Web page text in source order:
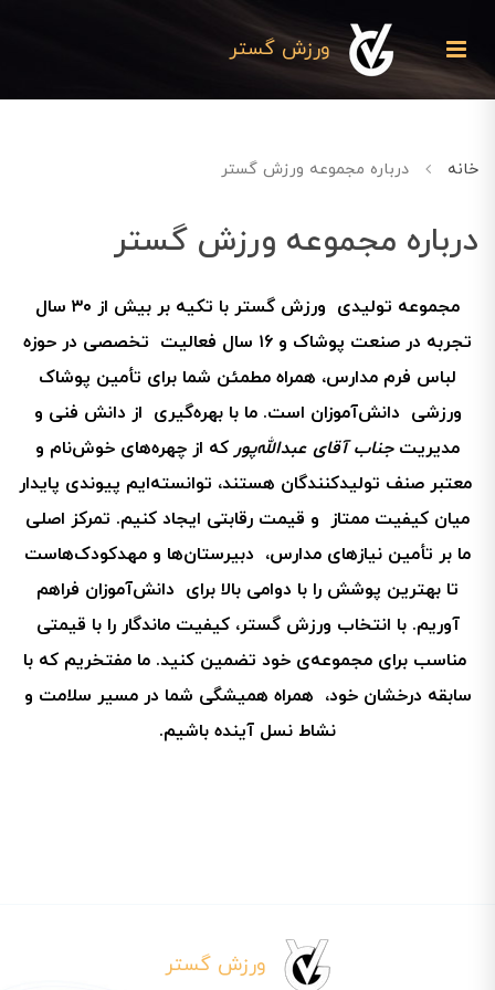
ورزش گستر
خانه درباره مجموعه ورزش گستر
درباره مجموعه ورزش گستر
مجموعه تولیدی ورزش گستر با تکیه بر بیش از ۳۰ سال
تجربه در صنعت پوشاک و ۱۶ سال فعالیت تخصصی در حوزه
لباس فرم مدارس، همراه مطمئن شما برای تأمین پوشاک
ورزشی دانش‌آموزان است. ما با بهره‌گیری از دانش فنی و
مدیریتجناب آقای عبدالله‌پور که از چهره‌های خوش‌نام و
معتبر صنف تولیدکنندگان هستند، توانسته‌ایم پیوندی پایدار
میان کیفیت ممتاز و قیمت رقابتی ایجاد کنیم. تمرکز اصلی
ما بر تأمین نیازهای مدارس، دبیرستان‌ها و مهدکودک‌هاست
تا بهترین پوشش را با دوامی بالا برای دانش‌آموزان فراهم
آوریم. با انتخاب ورزش گستر، کیفیت ماندگار را با قیمتی
مناسب برای مجموعه‌ی خود تضمین کنید. ما مفتخریم که با
سابقه درخشان خود، همراه همیشگی شما در مسیر سلامت و
نشاط نسل آینده باشیم.
ورزش گستر